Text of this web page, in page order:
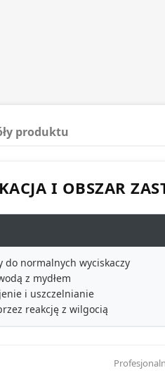
produktu
I OBSZAR
do normalnych wyciskaczy
z mydłem
i uszczelnianie
reakcję z wilgocią